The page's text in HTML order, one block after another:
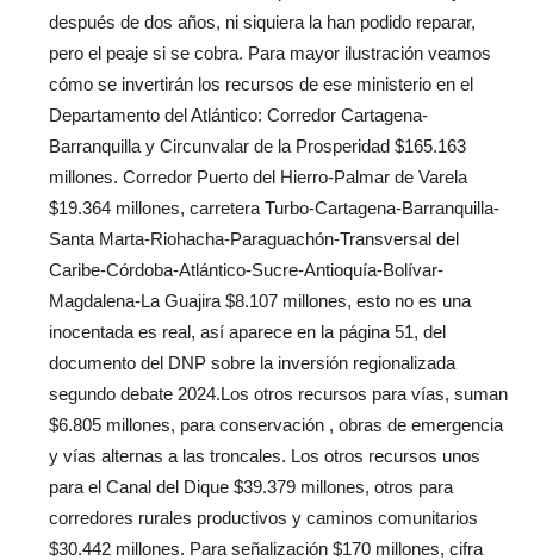
después de dos años, ni siquiera la han podido reparar,
pero el peaje si se cobra. Para mayor ilustración veamos
cómo se invertirán los recursos de ese ministerio en el
Departamento del Atlántico: Corredor Cartagena-
Barranquilla y Circunvalar de la Prosperidad $165.163
millones. Corredor Puerto del Hierro-Palmar de Varela
$19.364 millones, carretera Turbo-Cartagena-Barranquilla-
Santa Marta-Riohacha-Paraguachón-Transversal del
Caribe-Córdoba-Atlántico-Sucre-Antioquía-Bolívar-
Magdalena-La Guajira $8.107 millones, esto no es una
inocentada es real, así aparece en la página 51, del
documento del DNP sobre la inversión regionalizada
segundo debate 2024.Los otros recursos para vías, suman
$6.805 millones, para conservación , obras de emergencia
y vías alternas a las troncales. Los otros recursos unos
para el Canal del Dique $39.379 millones, otros para
corredores rurales productivos y caminos comunitarios
$30.442 millones. Para señalización $170 millones, cifra